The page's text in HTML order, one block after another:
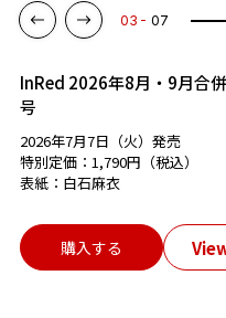
03 07
InRed 2026年8月・9月合併
号
2026年7月7日（火）発売
特別定価：1,790円（税込）
表紙：白石麻衣
購入する